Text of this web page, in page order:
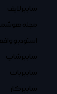
سایبرلایف
مجله
استودیو
سایبرشاپ
سایبربات
سایبرکار